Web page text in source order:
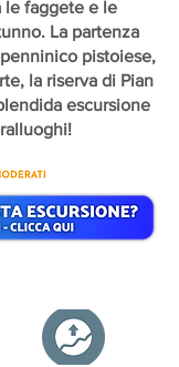
le faggete e le
La partenza
pistoiese,
la riserva di Pian
escursione